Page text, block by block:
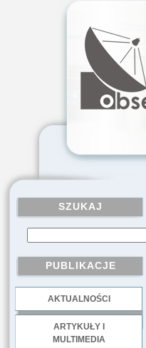
SZUKAJ
PUBLIKACJE
AKTUALNOŚCI
ARTYKUŁY I
MULTIMEDIA